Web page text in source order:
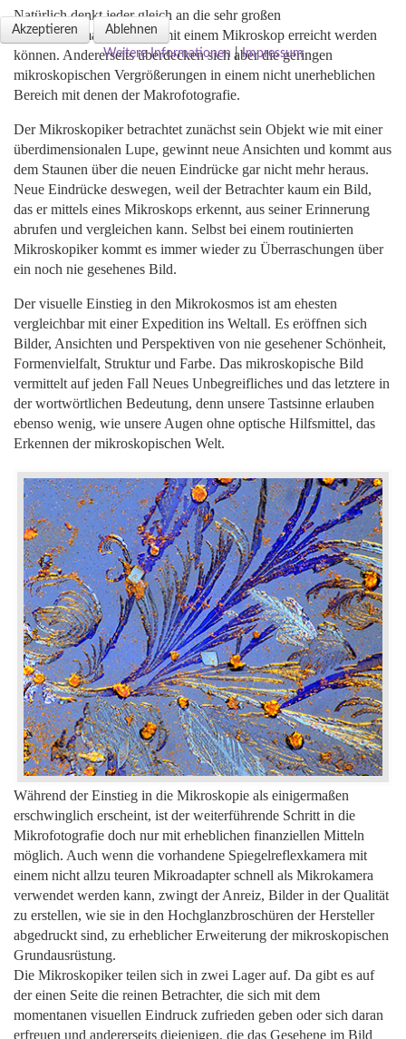
Natürlich denkt jeder gleich an die sehr großen
Abbildungsmaßstäbe, die mit einem Mikroskop erreicht werden
können. Andererseits überdecken sich aber die geringen
mikroskopischen Vergrößerungen in einem nicht unerheblichen
Bereich mit denen der Makrofotografie.
Der Mikroskopiker betrachtet zunächst sein Objekt wie mit einer
überdimensionalen Lupe, gewinnt neue Ansichten und kommt aus
dem Staunen über die neuen Eindrücke gar nicht mehr heraus.
Neue Eindrücke deswegen, weil der Betrachter kaum ein Bild,
das er mittels eines Mikroskops erkennt, aus seiner Erinnerung
abrufen und vergleichen kann. Selbst bei einem routinierten
Mikroskopiker kommt es immer wieder zu Überraschungen über
ein noch nie gesehenes Bild.
Der visuelle Einstieg in den Mikrokosmos ist am ehesten
vergleichbar mit einer Expedition ins Weltall. Es eröffnen sich
Bilder, Ansichten und Perspektiven von nie gesehener Schönheit,
Formenvielfalt, Struktur und Farbe. Das mikroskopische Bild
vermittelt auf jeden Fall Neues Unbegreifliches und das letztere in
der wortwörtlichen Bedeutung, denn unsere Tastsinne erlauben
ebenso wenig, wie unsere Augen ohne optische Hilfsmittel, das
Erkennen der mikroskopischen Welt.
Während der Einstieg in die Mikroskopie als einigermaßen
erschwinglich erscheint, ist der weiterführende Schritt in die
Mikrofotografie doch nur mit erheblichen finanziellen Mitteln
möglich. Auch wenn die vorhandene Spiegelreflexkamera mit
einem nicht allzu teuren Mikroadapter schnell als Mikrokamera
verwendet werden kann, zwingt der Anreiz, Bilder in der Qualität
zu erstellen, wie sie in den Hochglanzbroschüren der Hersteller
abgedruckt sind, zu erheblicher Erweiterung der mikroskopischen
Grundausrüstung.
Die Mikroskopiker teilen sich in zwei Lager auf. Da gibt es auf
der einen Seite die reinen Betrachter, die sich mit dem
momentanen visuellen Eindruck zufrieden geben oder sich daran
erfreuen und andererseits diejenigen, die das Gesehene im Bild
Akzeptieren
Ablehnen
Weitere Informationen |Impressum